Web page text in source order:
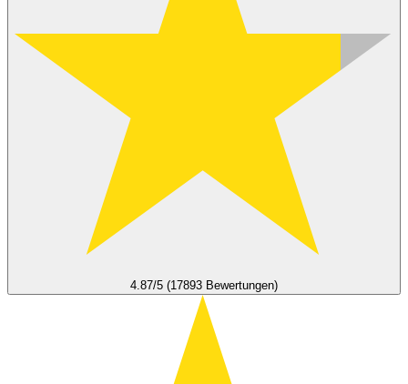
4.87/5 (17893 Bewertungen)